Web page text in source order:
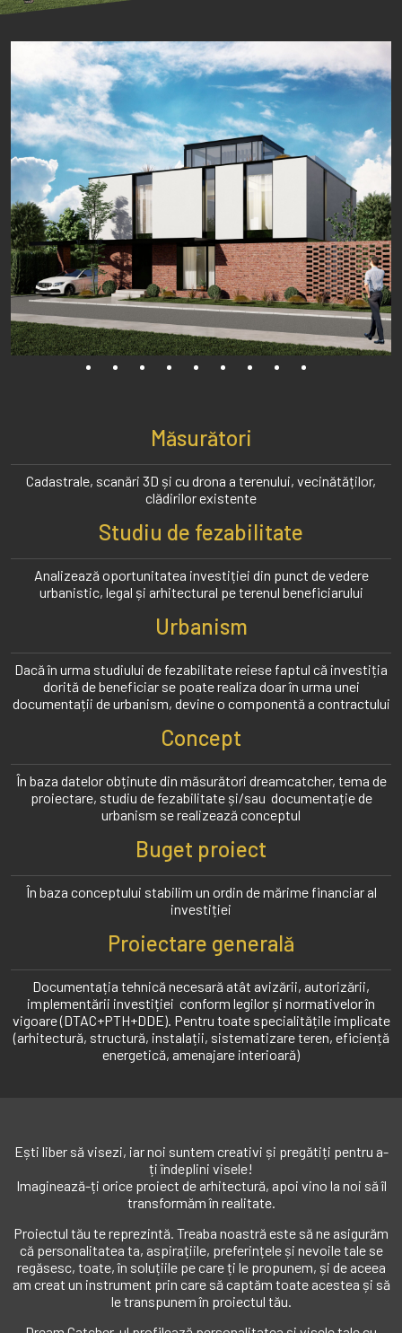
Măsurători
Cadastrale, scanări 3D și cu drona a terenului, vecinătăților,
clădirilor existente
Studiu de fezabilitate
Analizează oportunitatea investiției din punct de vedere
urbanistic, legal și arhitectural pe terenul beneficiarului
Urbanism
Dacă în urma studiului de fezabilitate reiese faptul că investiția
dorită de beneficiar se poate realiza doar în urma unei
documentații de urbanism, devine o componentă a contractului
Concept
În baza datelor obținute din măsurători dreamcatcher, tema de
proiectare, studiu de fezabilitate și/sau documentație de
urbanism se realizează conceptul
Buget proiect
În baza conceptului stabilim un ordin de mărime financiar al
investiției
Proiectare generală
Documentația tehnică necesară atât avizării, autorizării,
implementării investiției conform legilor și normativelor în
vigoare (DTAC+PTH+DDE). Pentru toate specialitățile implicate
(arhitectură, structură, instalații, sistematizare teren, eficiență
energetică, amenajare interioară)
Ești liber să visezi, iar noi suntem creativi și pregătiți pentru a-
ți îndeplini visele!
Imaginează-ți orice proiect de arhitectură, apoi vino la noi să îl
transformăm în realitate.
Proiectul tău te reprezintă. Treaba noastră este să ne asigurăm
că personalitatea ta, aspirațiile, preferințele și nevoile tale se
regăsesc, toate, în soluțiile pe care ți le propunem, și de aceea
am creat un instrument prin care să captăm toate acestea și să
le transpunem în proiectul tău.